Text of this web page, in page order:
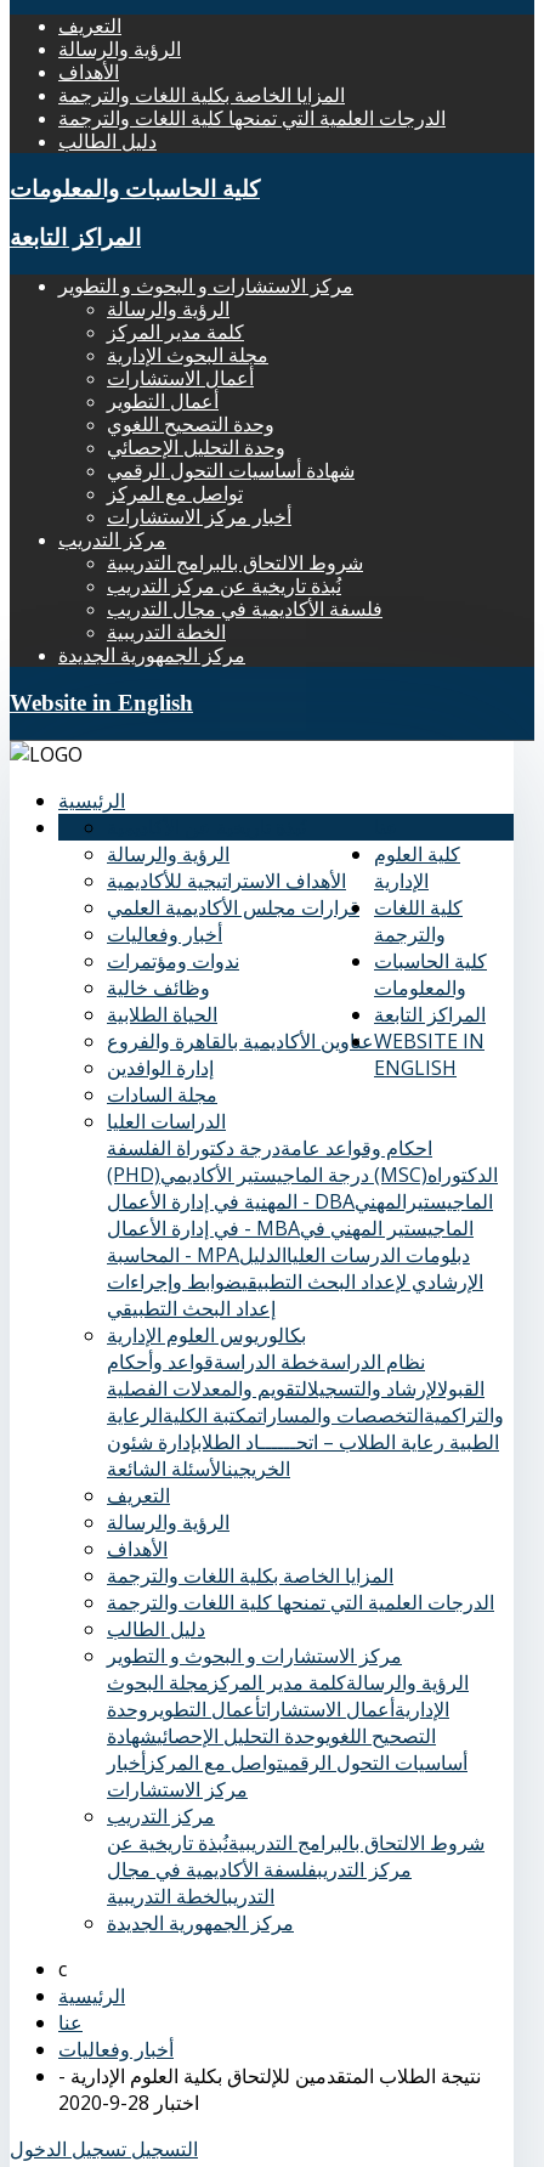
التعريف
الرؤية والرسالة
الأهداف
المزايا الخاصة بكلية اللغات والترجمة
الدرجات العلمية التي تمنحها كلية اللغات والترجمة
دليل الطالب
كلية الحاسبات والمعلومات
المراكز التابعة
مركز الاستشارات و البحوث و التطوير
الرؤية والرسالة
كلمة مدير المركز
مجلة البحوث الإدارية
أعمال الاستشارات
أعمال التطوير
وحدة التصحيح اللغوي
وحدة التحليل الإحصائي
شهادة أساسيات التحول الرقمي
تواصل مع المركز
أخبار مركز الاستشارات
مركز التدريب
شروط الالتحاق بالبرامج التدريبية
نُبذة تاريخية عن مركز التدريب
فلسفة الأكاديمية في مجال التدريب
الخطة التدريبية
مركز الجمهورية الجديدة
Website in English
الرئيسية
الرؤية والرسالة
الأهداف الاستراتيجية للأكاديمية
قرارات مجلس الأكاديمية العلمي
أخبار وفعاليات
ندوات ومؤتمرات
وظائف خالية
الحياة الطلابية
عناوين الأكاديمية بالقاهرة والفروع
إدارة الوافدين
كلية العلوم
الإدارية
مجلة السادات
الدراسات العليا
احكام وقواعد عامةدرجة دكتوراة الفلسفة
(PHD)
درجة الماجيستير الأكاديمي (MSC)الدكتوراه
المهنية في إدارة الأعمال - DBAالماجيستيرالمهني
في إدارة الأعمال - MBAالماجيستير المهني في
المحاسبة - MPA
دبلومات الدرسات العلياالدليل
الإرشادي لإعداد البحث التطبيقيضوابط وإجراءات
إعداد البحث التطبيقي
بكالوريوس العلوم الإدارية
نظام الدراسةخطة الدراسةقواعد وأحكام
القبولالإرشاد والتسجيلالتقويم والمعدلات الفصلية
والتراكميةالتخصصات والمساراتمكتبة الكليةالرعاية
الطبية ‏ رعاية الطلاب – اتحــــــاد الطلابإدارة شئون
الخريجينالأسئلة الشائعة
كلية اللغات
والترجمة
التعريف
الرؤية والرسالة
الأهداف
المزايا الخاصة بكلية اللغات والترجمة
الدرجات العلمية التي تمنحها كلية اللغات والترجمة
دليل الطالب
كلية الحاسبات
والمعلومات
المراكز التابعة
مركز الاستشارات و البحوث و التطوير
الرؤية والرسالةكلمة مدير المركز مجلة البحوث
الإداريةأعمال الاستشاراتأعمال التطوير وحدة
التصحيح اللغويوحدة التحليل الإحصائيشهادة
أساسيات التحول الرقميتواصل مع المركزأخبار
مركز الاستشارات
مركز التدريب
شروط الالتحاق بالبرامج التدريبيةنُبذة تاريخية عن
مركز التدريبفلسفة الأكاديمية في مجال
التدريبالخطة التدريبية
مركز الجمهورية الجديدة
WEBSITE IN
ENGLISH
الرئيسية
عنا
أخبار وفعاليات
نتيجة الطلاب المتقدمين للإلتحاق بكلية العلوم الإدارية -
اختبار 28-9-2020
التسجيل تسجيل الدخول